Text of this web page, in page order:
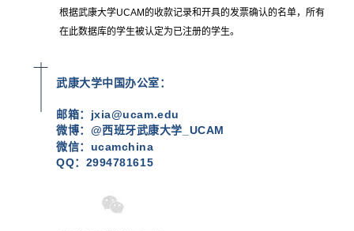
根据武康大学UCAM 的收款记录和开具的发票确认的名单，所有
在此数据库的学生被认定为已注册的学生。
武康大学中国办公室：
邮箱：jxia@ucam.edu
微博：@西班牙武康大学_UCAM
微信：ucamchina
QQ：2994781615